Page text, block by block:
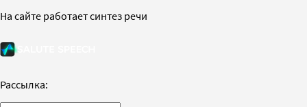
На сайте работает синтез речи
Рассылка: